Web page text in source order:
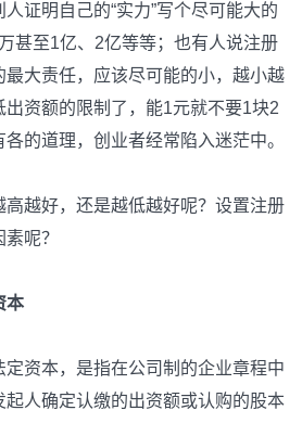
证明自己的“实力”写个尽可能大的
甚至1亿、2亿等等；也有人说注册
最大责任，应该尽可能的小，越小越
资额的限制了，能1元就不要1块2
的道理，创业者经常陷入迷茫中。
越好，还是越低越好呢？设置注册
呢？
本
资本，是指在公司制的企业章程中
人确定认缴的出资额或认购的股本